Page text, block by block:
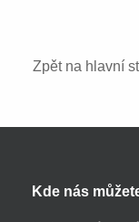
Zpět na hlavní
Kde nás